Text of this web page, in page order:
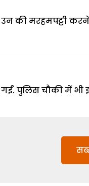
की मरहमपट्टी
पुलिस चौकी में